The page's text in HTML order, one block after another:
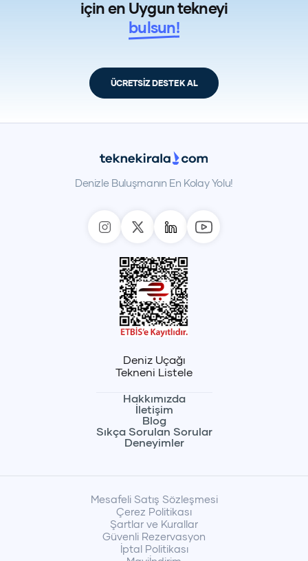
için en Uygun tekneyi
bulsun!
ÜCRETSİZ DESTEK AL
Denizle Buluşmanın En Kolay Yolu!
Deniz Uçağı
Tekneni Listele
Hakkımızda
İletişim
Blog
Sıkça Sorulan Sorular
Deneyimler
Mesafeli Satış Sözleşmesi
Çerez Politikası
Şartlar ve Kurallar
Güvenli Rezervasyon
İptal Politikası